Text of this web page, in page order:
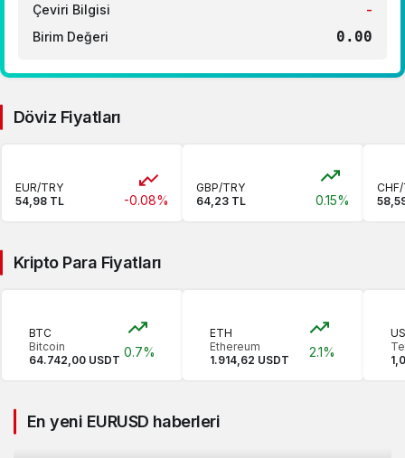
Çeviri Bilgisi
-
Birim Değeri
0.00
Döviz Fiyatları
EUR/TRY
54,98 TL
-0.08%
GBP/TRY
64,23 TL
0.15%
Kripto Para Fiyatları
BTC
Bitcoin
64.742,00 USDT
0.7%
ETH
Ethereum
1.914,62 USDT
2.1%
En yeni EURUSD haberleri